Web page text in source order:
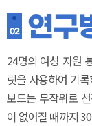
02 연구
24명의 여성 자원
릿을 사용하여 기
보드는 무작위로
이 없어질 때까지